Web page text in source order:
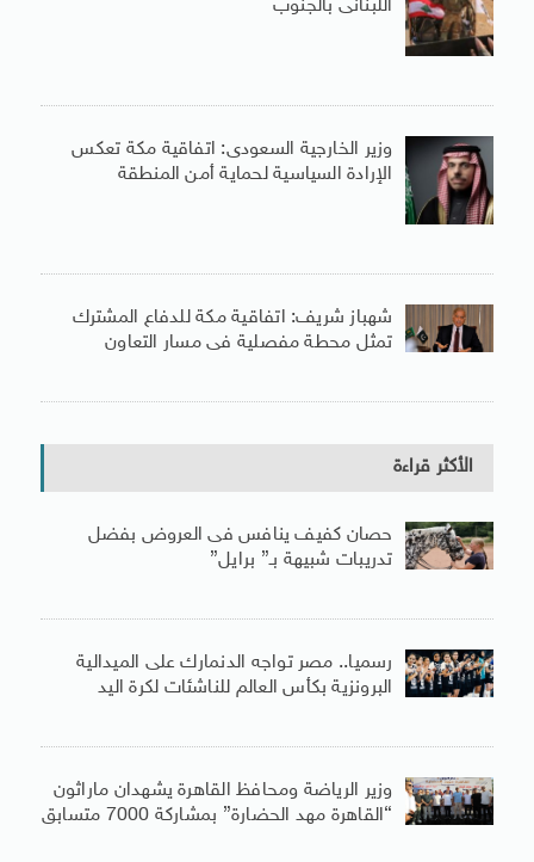
اللبنانى بالجنوب
وزير الخارجية السعودى: اتفاقية مكة تعكس
الإرادة السياسية لحماية أمن المنطقة
شهباز شريف: اتفاقية مكة للدفاع المشترك
تمثل محطة مفصلية فى مسار التعاون
الأكثر قراءة
حصان كفيف ينافس فى العروض بفضل
تدريبات شبيهة بـ” برايل”
رسميا.. مصر تواجه الدنمارك على الميدالية
البرونزية بكأس العالم للناشئات لكرة اليد
وزير الرياضة ومحافظ القاهرة يشهدان ماراثون
“القاهرة مهد الحضارة” بمشاركة 7000 متسابق